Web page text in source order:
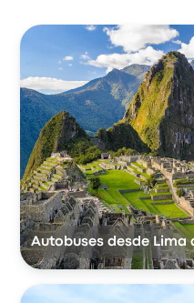
Autobuses desde Lima